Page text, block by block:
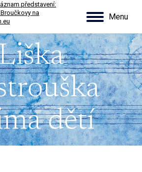
Menu
představení:
na
Search:
dětí